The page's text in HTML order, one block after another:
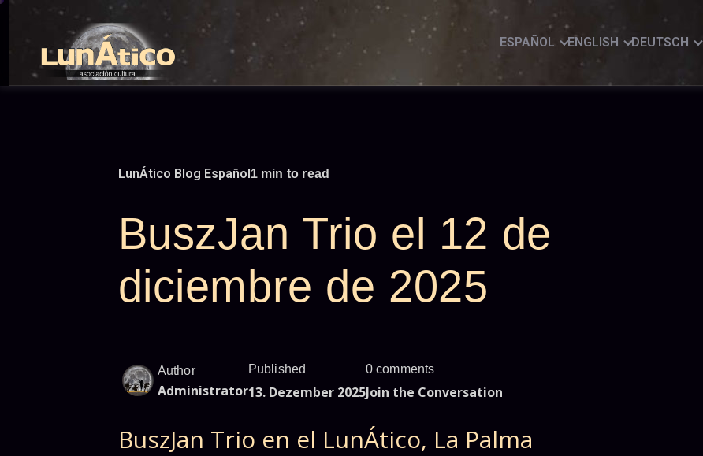
Skip
ESPAÑOL ENGLISH DEUTSCH
LunÁtico Blog Español1 min to read
BuszJan Trio el 12 de
diciembre de 2025
Author
Administrator
Published
13. Dezember 2025
0 comments
Join the Conversation
BuszJan Trio en el LunÁtico, La Palma